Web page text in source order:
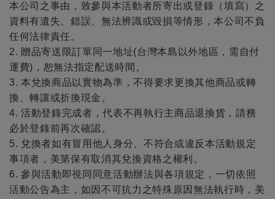
本公司之事由，致參與本活動者所寄出或登錄（填寫）之
資料有遺失、錯誤、無法辨識或毀損等情形，本公司不負
任何法律責任。
2. 贈品寄送限訂單同一地址(台灣本島以外地區，需自付
運費)，恕無法指定配送時間。
3. 本兌換商品以實物為準，不得要求更換其他商品或轉
換、轉讓或折換現金。
4. 活動登錄完成者，代表不再執行主商品退換貨，請務
必於登錄前再次確認。
5. 兌換者如有冒用他人身分、不符合或違反本活動規定
事項者，美第保有取消其兌換資格之權利。
6. 參與活動即視同同意活動辦法與各項規定，一切依照
活動公告為主，如因不可抗力之特殊原因無法執行時，美